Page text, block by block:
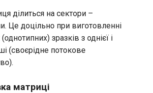
ділиться на сектори –
Це доцільно при виготовленні
зразків з однієї і
(своєрідне потокове
матриці